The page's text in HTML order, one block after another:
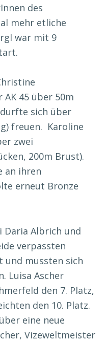
des
mehr etliche
war mit 9
45 über 50m
durfte sich über
freuen. Karoline
zwei
200m Brust).
an ihren
erneut Bronze
Daria Albrich und
verpassten
und mussten sich
Luisa Ascher
den 7. Platz,
den 10. Platz.
eine neue
Vizeweltmeister